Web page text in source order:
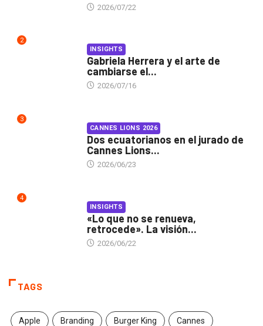
2026/07/22
2
INSIGHTS
Gabriela Herrera y el arte de
cambiarse el...
2026/07/16
3
CANNES LIONS 2026
Dos ecuatorianos en el jurado de
Cannes Lions...
2026/06/23
4
INSIGHTS
«Lo que no se renueva,
retrocede». La visión...
2026/06/22
TAGS
Apple Branding Burger King Cannes